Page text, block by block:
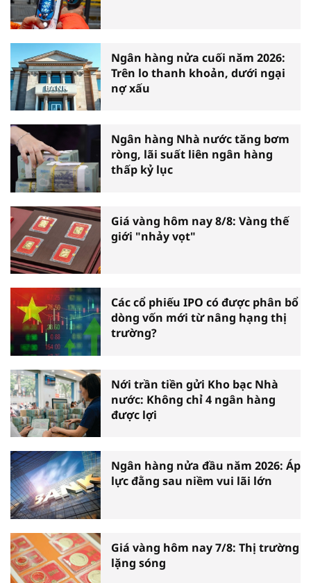
Ngân hàng nửa cuối năm 2026:
Trên lo thanh khoản, dưới ngại
nợ xấu
Ngân hàng Nhà nước tăng bơm
ròng, lãi suất liên ngân hàng
thấp kỷ lục
Giá vàng hôm nay 8/8: Vàng thế
giới "nhảy vọt"
Các cổ phiếu IPO có được phân bổ
dòng vốn mới từ nâng hạng thị
trường?
Nới trần tiền gửi Kho bạc Nhà
nước: Không chỉ 4 ngân hàng
được lợi
Ngân hàng nửa đầu năm 2026: Áp
lực đằng sau niềm vui lãi lớn
Giá vàng hôm nay 7/8: Thị trường
lặng sóng